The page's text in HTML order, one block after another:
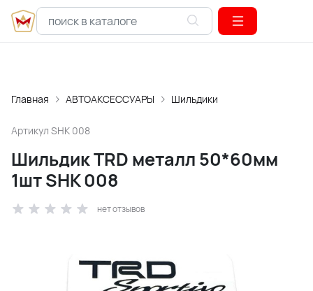
Главная АВТОАКСЕССУАРЫ Шильдики
Артикул SHK 008
Шильдик TRD металл 50*60мм
1шт SHK 008
нет отзывов